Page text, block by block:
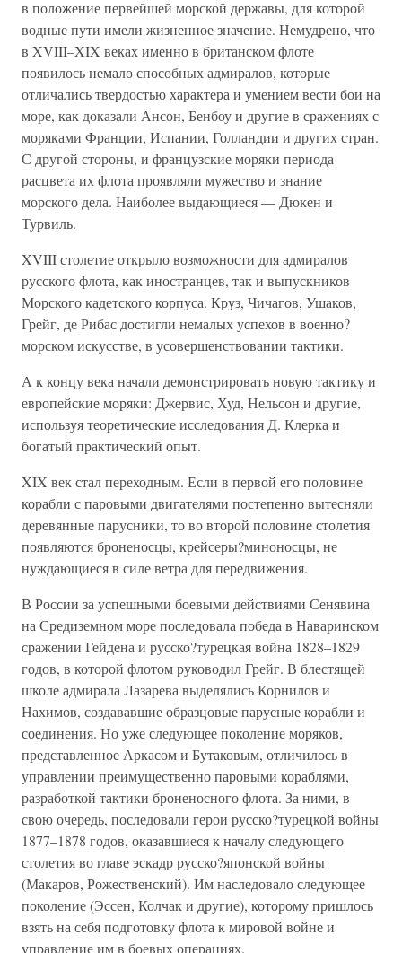
в положение первейшей морской державы, для которой
водные пути имели жизненное значение. Немудрено, что
в XVIII–XIX веках именно в британском флоте
появилось немало способных адмиралов, которые
отличались твердостью характера и умением вести бои на
море, как доказали Ансон, Бенбоу и другие в сражениях с
моряками Франции, Испании, Голландии и других стран.
С другой стороны, и французские моряки периода
расцвета их флота проявляли мужество и знание
морского дела. Наиболее выдающиеся — Дюкен и
Турвиль.
XVIII столетие открыло возможности для адмиралов
русского флота, как иностранцев, так и выпускников
Морского кадетского корпуса. Круз, Чичагов, Ушаков,
Грейг, де Рибас достигли немалых успехов в военно?
морском искусстве, в усовершенствовании тактики.
А к концу века начали демонстрировать новую тактику и
европейские моряки: Джервис, Худ, Нельсон и другие,
используя теоретические исследования Д. Клерка и
богатый практический опыт.
XIX век стал переходным. Если в первой его половине
корабли с паровыми двигателями постепенно вытесняли
деревянные парусники, то во второй половине столетия
появляются броненосцы, крейсеры?миноносцы, не
нуждающиеся в силе ветра для передвижения.
В России за успешными боевыми действиями Сенявина
на Средиземном море последовала победа в Наваринском
сражении Гейдена и русско?турецкая война 1828–1829
годов, в которой флотом руководил Грейг. В блестящей
школе адмирала Лазарева выделялись Корнилов и
Нахимов, создававшие образцовые парусные корабли и
соединения. Но уже следующее поколение моряков,
представленное Аркасом и Бутаковым, отличилось в
управлении преимущественно паровыми кораблями,
разработкой тактики броненосного флота. За ними, в
свою очередь, последовали герои русско?турецкой войны
1877–1878 годов, оказавшиеся к началу следующего
столетия во главе эскадр русско?японской войны
(Макаров, Рожественский). Им наследовало следующее
поколение (Эссен, Колчак и другие), которому пришлось
взять на себя подготовку флота к мировой войне и
управление им в боевых операциях.